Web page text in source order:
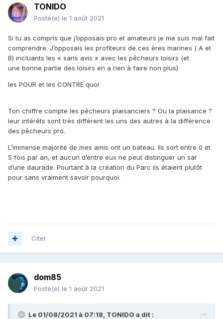
TONIDO
Posté(e) le 1 août 2021
Si tu as compris que j’opposais pro et amateurs je me suis mal fait
comprendre. J’opposais les profiteurs de ces ères marines ( A et
B) incluants les « sans avis » avec les pêcheurs loisirs (et
une bonne partie des loisirs en a rien à faire non plus)
les POUR et les CONTRE quoi
Ton chiffre compte les pêcheurs plaisanciers ? Ou la plaisance ?
leur intérêts sont très différent les uns des autres à la différence
des pêcheurs pro.
L’immense majorité de mes amis ont un bateau. Ils sort entre 0 et
5 fois par an, et aucun d’entre eux ne peut distinguer un sar
d’une daurade. Pourtant à la création du Parc ils étaient plutôt
pour sans vraiment savoir pourquoi.
Citer
dom85
Posté(e) le 1 août 2021
Le 01/08/2021 à 07:18, TONIDO a dit :